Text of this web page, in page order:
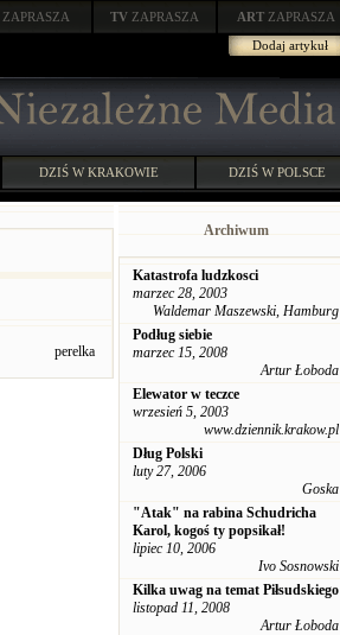
ZAPRASZA TV ZAPRASZA ART ZAPRASZA
Dodaj artykuł
DZIŚ W KRAKOWIE DZIŚ W POLSCE
perelka
Archiwum
Katastrofa ludzkosci
marzec 28, 2003
Waldemar Maszewski, Hamburg
Podług siebie
marzec 15, 2008
Artur Łoboda
Elewator w teczce
wrzesień 5, 2003
www.dziennik.krakow.pl
Dług Polski
luty 27, 2006
Goska
"Atak" na rabina Schudricha
Karol, kogoś ty popsikał!
lipiec 10, 2006
Ivo Sosnowski
Kilka uwag na temat Piłsudskiego
listopad 11, 2008
Artur Łoboda